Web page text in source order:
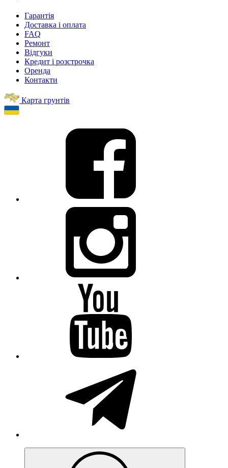
Гарантія
Доставка і оплата
FAQ
Ремонт
Відгуки
Кредит і розстрочка
Оренда
Контакти
Карта грунтів